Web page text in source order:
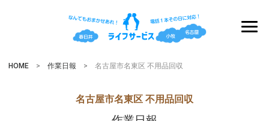
HOME > 作業日報 > 名古屋市名東区 不用品回収
名古屋市名東区 不用品回収